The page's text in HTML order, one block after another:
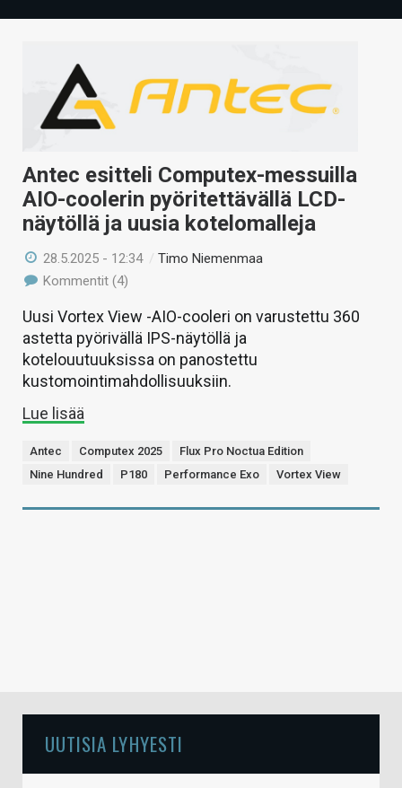
TECHBBS
HINTA.FI
KAUPPA
VAIHDA TEEMA
HAKU
Antec esitteli Computex-messuilla
AIO-coolerin pyöritettävällä LCD-
näytöllä ja uusia kotelomalleja
28.5.2025 - 12:34 /Timo Niemenmaa
Kommentit (4)
Uusi Vortex View -AIO-cooleri on varustettu 360
astetta pyörivällä IPS-näytöllä ja
kotelouutuuksissa on panostettu
kustomointimahdollisuuksiin.
Lue lisää
Antec Computex 2025
Flux Pro Noctua Edition
Nine Hundred
P180 Performance Exo Vortex View
UUTISIA LYHYESTI